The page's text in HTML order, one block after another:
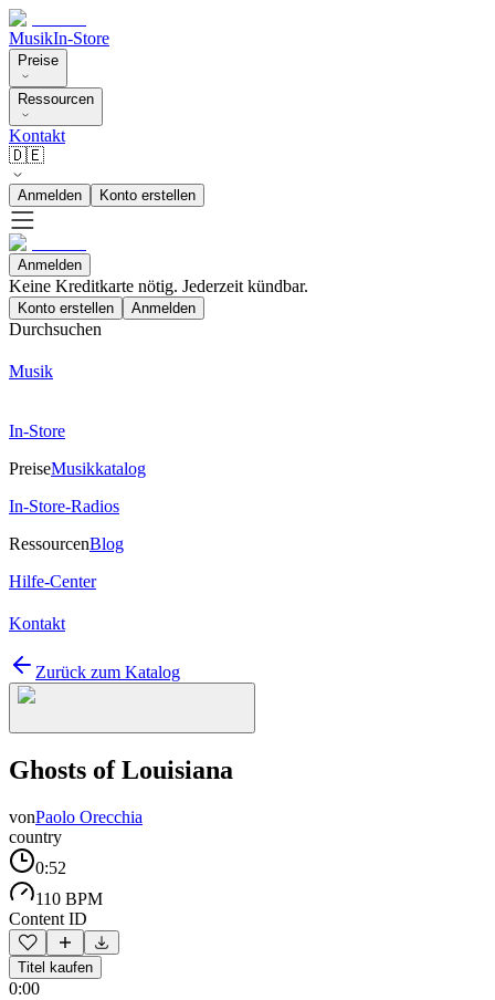
MusikIn-Store
Preise
Ressourcen
Kontakt
🇩🇪
Anmelden Konto erstellen
Anmelden
Keine Kreditkarte nötig. Jederzeit kündbar.
Konto erstellen Anmelden
Durchsuchen
Musik
In-Store
PreiseMusikkatalog
In-Store-Radios
RessourcenBlog
Hilfe-Center
Kontakt
Zurück zum Katalog
Ghosts of Louisiana
vonPaolo Orecchia
country
0:52
110 BPM
Content ID
Titel kaufen
0:00